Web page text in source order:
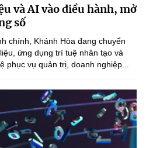
nghệ
chất lượng
dự thảo VBQPPL
và AI vào điều hành, mở
số
chính, Khánh Hòa đang chuyển
ứng dụng trí tuệ nhân tạo và
phục vụ quản trị, doanh nghiệp...